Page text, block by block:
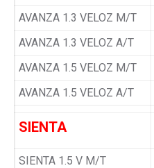
AVANZA 1.3 VELOZ M/T
AVANZA 1.3 VELOZ A/T
AVANZA 1.5 VELOZ M/T
AVANZA 1.5 VELOZ A/T
SIENTA
SIENTA 1.5 V M/T